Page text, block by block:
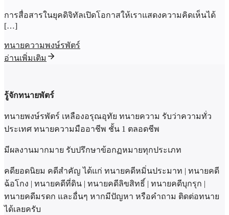
การสื่อสารในยุคดิจิทัลเปิดโอกาสให้เราแสดงความคิดเห็นได้
[…]
ทนายความพงษ์รพัตร์
อ่านเพิ่มเติม
รู้จักทนายพัตร์
ทนายพงษ์รพัตร์ เหลืองอรุณอุทัย ทนายความ รับว่าความทั่ว
ประเทศ ทนายความมืออาชีพ ชั้น 1 ตลอดชีพ
มีผลงานมากมาย รับปรึกษาข้อกฏหมายทุกประเภท
คดียอดนิยม คดีสำคัญ ได้แก่ ทนายคดีหมิ่นประมาท | ทนายคดี
ฉ้อโกง | ทนายคดีที่ดิน | ทนายคดีลิขสิทธิ์ | ทนายคดีบุกรุก |
ทนายคดีมรดก และอื่นๆ หากมีปัญหา หรือคำถาม ติดต่อทนาย
ได้เลยครับ